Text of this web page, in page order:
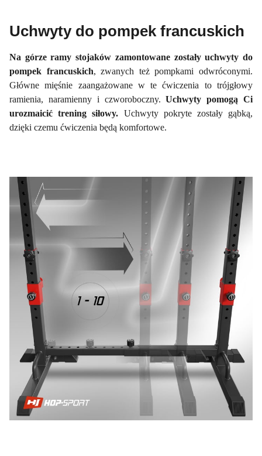
Uchwyty do pompek francuskich
Na górze ramy stojaków zamontowane zostały uchwyty do
pompek francuskich, zwanych też pompkami odwróconymi.
Główne mięśnie zaangażowane w te ćwiczenia to trójgłowy
ramienia, naramienny i czworoboczny.Uchwyty pomogą Ci
urozmaicić trening siłowy. Uchwyty pokryte zostały gąbką,
dzięki czemu ćwiczenia będą komfortowe.